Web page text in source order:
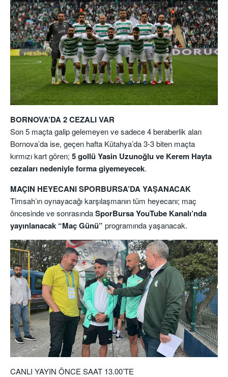
BORNOVA’DA 2 CEZALI VAR
Son 5 maçta galip gelemeyen ve sadece 4 beraberlik alan
Bornova’da ise, geçen hafta Kütahya’da 3-3 biten maçta
kırmızı kart gören; 5 gollü Yasin Uzunoğlu ve Kerem Hayta
cezaları nedeniyle forma giyemeyecek.
MAÇIN HEYECANI SPORBURSA’DA YAŞANACAK
Timsah’ın oynayacağı karşılaşmanın tüm heyecanı; maç
öncesinde ve sonrasındaSporBursa YouTube Kanalı’nda
yayınlanacak “Maç Günü” programında yaşanacak.
CANLI YAYIN ÖNCE SAAT 13.00’TE